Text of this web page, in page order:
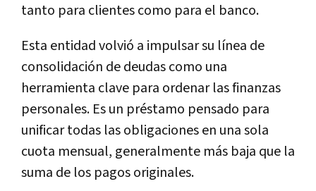
tanto para clientes como para el banco.
Esta entidad volvió a impulsar su línea de
consolidación de deudas como una
herramienta clave para ordenar las finanzas
personales. Es un préstamo pensado para
unificar todas las obligaciones en una sola
cuota mensual, generalmente más baja que la
suma de los pagos originales.